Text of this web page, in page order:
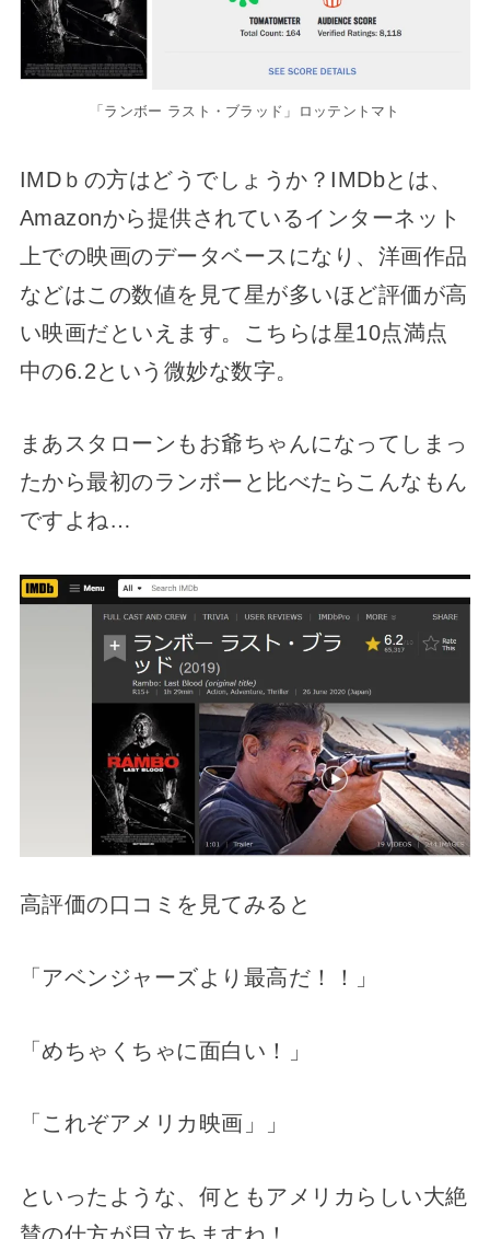
「ランボー ラスト・ブラッド」ロッテントマト
IMDｂの方はどうでしょうか？IMDbとは、
Amazonから提供されているインターネット
上での映画のデータベースになり、洋画作品
などはこの数値を見て星が多いほど評価が高
い映画だといえます。こちらは星10点満点
中の6.2という微妙な数字。
まあスタローンもお爺ちゃんになってしまっ
たから最初のランボーと比べたらこんなもん
ですよね…
高評価の口コミを見てみると
「アベンジャーズより最高だ！！」
「めちゃくちゃに面白い！」
「これぞアメリカ映画」」
といったような、何ともアメリカらしい大絶